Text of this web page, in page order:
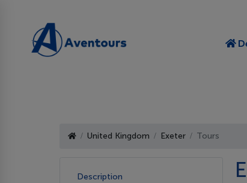
United Kingdom Exeter Tours
Description